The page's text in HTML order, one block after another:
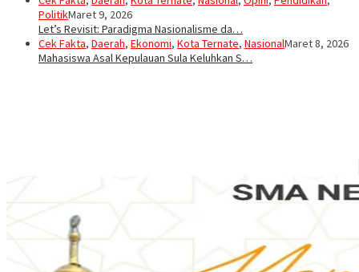
PolitikMaret 9, 2026
Let’s Revisit: Paradigma Nasionalisme da…
Cek Fakta, Daerah, Ekonomi, Kota Ternate, NasionalMaret 8, 2026
Mahasiswa Asal Kepulauan Sula Keluhkan S…